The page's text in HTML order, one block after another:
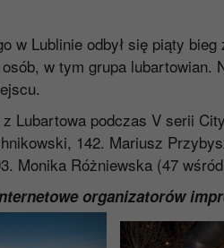
w Lublinie odbył się piąty
w tym grupa lubartowian.
Lubartowa podczas V serii
142. Mariusz
Monika Różniewska (47
organizatorów